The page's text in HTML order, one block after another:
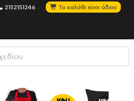
2152151246 Το καλάθι είναι άδειο